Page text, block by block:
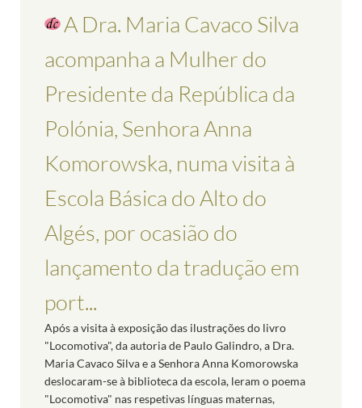
A Dra. Maria Cavaco Silva
acompanha a Mulher do
Presidente da República da
Polónia, Senhora Anna
Komorowska, numa visita à
Escola Básica do Alto do
Algés, por ocasião do
lançamento da tradução em
port...
Após a visita à exposição das ilustrações do livro
"Locomotiva", da autoria de Paulo Galindro, a Dra.
Maria Cavaco Silva e a Senhora Anna Komorowska
deslocaram-se à biblioteca da escola, leram o poema
"Locomotiva" nas respetivas línguas maternas,